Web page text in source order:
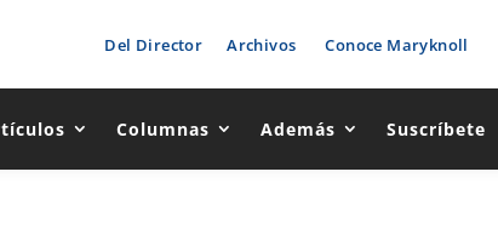
Del Director Archivos Conoce Maryknoll
Columnas Además Suscríbete